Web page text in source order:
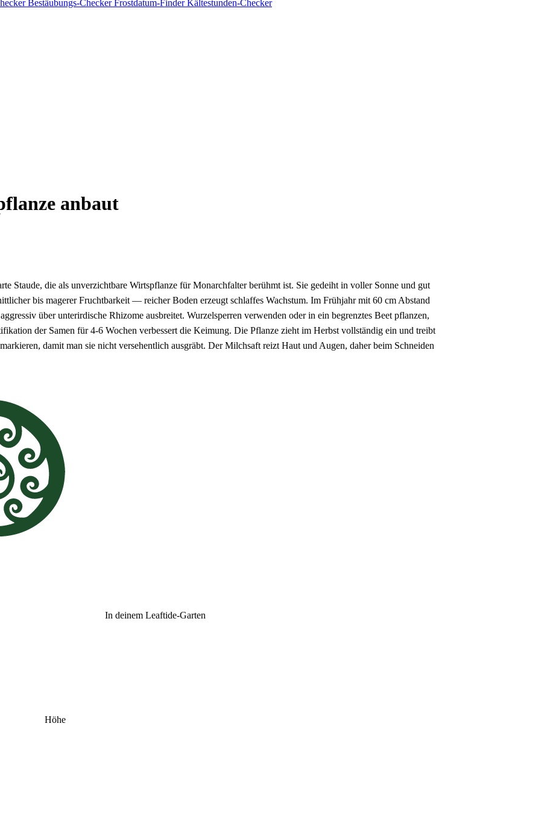
Bestäubungs-CheckerFrostdatum-FinderKältestunden-Checker
anbaut
Staude, die als unverzichtbare Wirtspflanze für Monarchfalter berühmt ist. Sie gedeiht in voller Sonne und gut
bis magerer Fruchtbarkeit — reicher Boden erzeugt schlaffes Wachstum. Im Frühjahr mit 60 cm Abstand
über unterirdische Rhizome ausbreitet. Wurzelsperren verwenden oder in ein begrenztes Beet pflanzen,
der Samen für 4-6 Wochen verbessert die Keimung. Die Pflanze zieht im Herbst vollständig ein und treibt
damit man sie nicht versehentlich ausgräbt. Der Milchsaft reizt Haut und Augen, daher beim Schneiden
In deinem Leaftide-Garten
Höhe